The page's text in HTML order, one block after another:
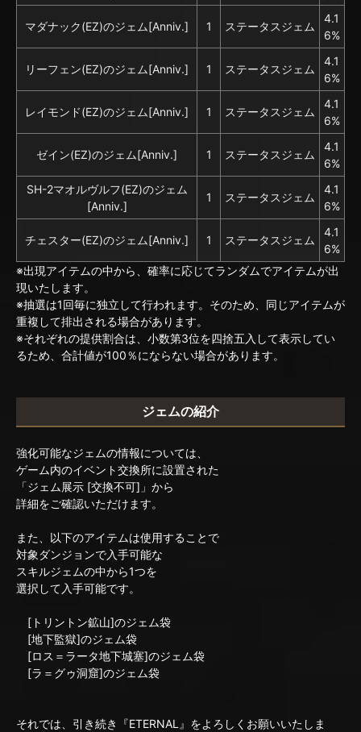
マダナック(EZ)のジェム[Anniv.] 1 ステータスジェム
4.1
6%
リーフェン(EZ)のジェム[Anniv.] 1 ステータスジェム
4.1
6%
レイモンド(EZ)のジェム[Anniv.] 1 ステータスジェム
4.1
6%
ゼイン(EZ)のジェム[Anniv.] 1 ステータスジェム
4.1
6%
SH-2マオルヴルフ(EZ)のジェム
[Anniv.]
1 ステータスジェム
4.1
6%
チェスター(EZ)のジェム[Anniv.] 1 ステータスジェム
4.1
6%
※出現アイテムの中から、確率に応じてランダムでアイテムが出
現いたします。
※抽選は1回毎に独立して行われます。そのため、同じアイテムが
重複して排出される場合があります。
※それぞれの提供割合は、小数第3位を四捨五入して表示してい
るため、合計値が100％にならない場合があります。
ジェムの紹介
強化可能なジェムの情報については、
ゲーム内のイベント交換所に設置された
「ジェム展示 [交換不可]」から
詳細をご確認いただけます。
また、以下のアイテムは使用することで
対象ダンジョンで入手可能な
スキルジェムの中から1つを
選択して入手可能です。
[トリントン鉱山]のジェム袋
[地下監獄]のジェム袋
[ロス＝ラータ地下城塞]のジェム袋
[ラ＝グゥ洞窟]のジェム袋
それでは、引き続き『ETERNAL』をよろしくお願いいたしま